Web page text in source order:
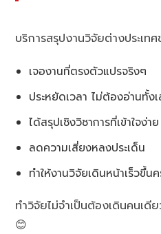
บริการสรุปงานวิจัยต่างประเท
เจองานที่ตรงตัวแปรจริงๆ
ประหยัดเวลา ไม่ต้องอ่านทั้ง
ได้สรุปเชิงวิชาการที่เข้าใจง่าย
ลดความเสี่ยงหลงประเด็น
ทำให้งานวิจัยเดินหน้าเร็วขึ้น
ทำวิจัยไม่จำเป็นต้องเดินคนเ
😊